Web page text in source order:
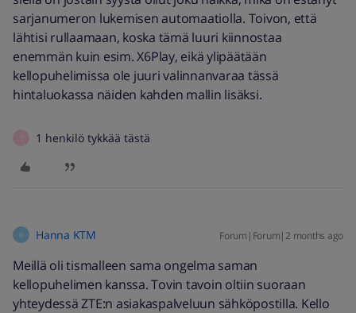
sarjanumeron lukemisen automaatiolla. Toivon, että
lähtisi rullaamaan, koska tämä luuri kiinnostaa
enemmän kuin esim. X6Play, eikä ylipäätään
kellopuhelimissa ole juuri valinnanvaraa tässä
hintaluokassa näiden kahden mallin lisäksi.
1 henkilö tykkää tästä
H Hanna KTM Forum|Forum|2 months ago
Meillä oli tismalleen sama ongelma saman
kellopuhelimen kanssa. Tovin tavoin oltiin suoraan
yhteydessä ZTE:n asiakaspalveluun sähköpostilla. Kello